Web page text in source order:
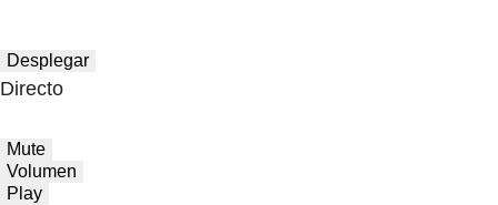
Desplegar
Directo
Mute
Volumen
Play